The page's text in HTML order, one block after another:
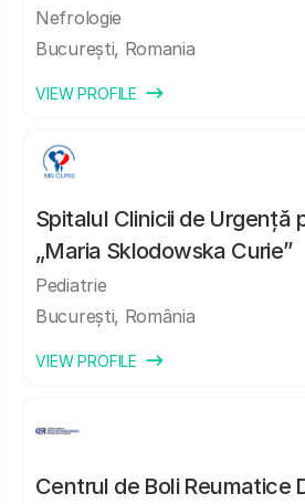
Nefrologie
București, Romania
VIEW PROFILE
Spitalul Clinicii de Urgență
„Maria Sklodowska Curie”
Pediatrie
Bucureşti, România
VIEW PROFILE
Centrul de Boli Reumatice